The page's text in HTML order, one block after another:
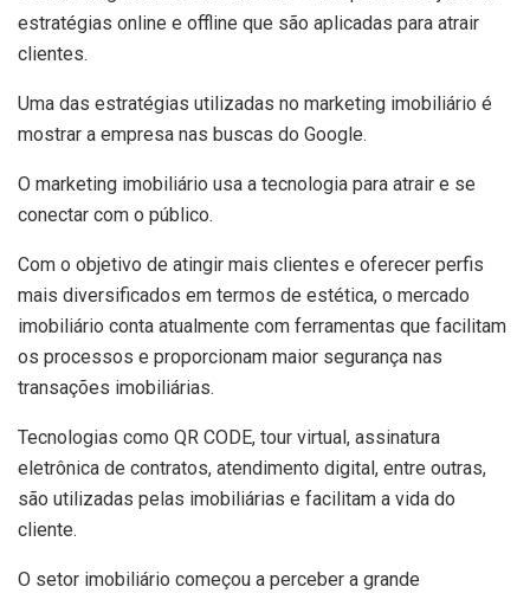
estratégias online e offline que são aplicadas para atrair
clientes.
Uma das estratégias utilizadas no marketing imobiliário é
mostrar a empresa nas buscas do Google.
O marketing imobiliário usa a tecnologia para atrair e se
conectar com o público.
Com o objetivo de atingir mais clientes e oferecer perfis
mais diversificados em termos de estética, o mercado
imobiliário conta atualmente com ferramentas que facilitam
os processos e proporcionam maior segurança nas
transações imobiliárias.
Tecnologias como QR CODE, tour virtual, assinatura
eletrônica de contratos, atendimento digital, entre outras,
são utilizadas pelas imobiliárias e facilitam a vida do
cliente.
O setor imobiliário começou a perceber a grande